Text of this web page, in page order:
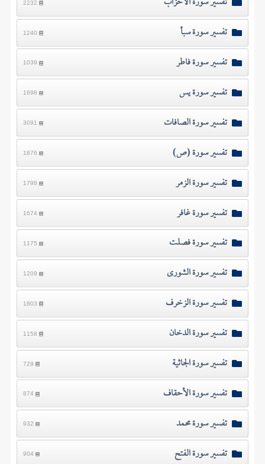
2232
تفسير سورة سبأ 1240
تفسير سورة فاطر 1039
تفسير سورة يس 1698
تفسير سورة الصافات 3091
تفسير سورة (ص) 1876
تفسير سورة الزمر 1798
تفسير سورة غافر 1674
تفسير سورة فصلت 1175
تفسير سورة الشورى 1209
تفسير سورة الزخرف 1803
تفسير سورة الدخان 1158
تفسير سورة الجاثية 729
تفسير سورة الأحقاف 874
تفسير سورة محمد 932
تفسير سورة الفتح 904